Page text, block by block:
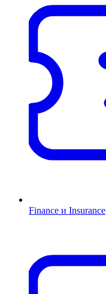
Finance и Insurance